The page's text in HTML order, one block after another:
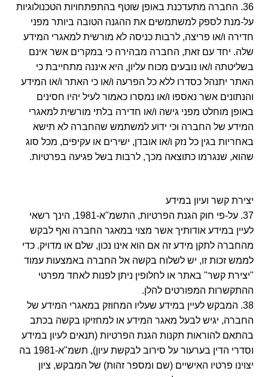
36. החברה מתעדכנת באופן שוטף בהתפתחויות הטכנולוגיות
על-מנת לספק למשתמשים את ההגנה הטובה ביותר מפני
חדירה ו/או פריצה, לרבות כניסה לא מורשית למאגרי המידע
שלה. יחד עם זאת, החברה מבהירה כי במקרים אשר אינם
בשליטתה ו/או נובעים מכוח עליון, היא איננה מתחייבת כי
האתר יתנהל כסדרו ללא כל הפרעה ו/או כי האתר ו/או המידע
והנתונים אשר נאספו ו/או נמסרו כאמור לעיל יהיו חסינים
באופן מוחלט מפני גישה ו/או חדירה בלתי מורשית למאגרי
המידע של החברה וכי ידוע למשתמש שהחברה לא תישא
באחריות בגין כל נזק ו/או אובדן, ישירים או עקיפים, מכל סוג
שהוא, שנגרמו כתוצאה מכך, לרבות בשל פגיעה בפרטיות.
יצירת קשר ועיון במידע
37. על-פי חוק הגנת הפרטיות, התשמ"א-1981, הינך רשאי
לעיין במידע אודותיך אשר מצוי במאגר החברה ואף לבקש
מהחברה לתקן מידע זה אם הוא אינו נכון, שלם או מדויק. כדי
לממש זכות זו, יש לשלוח בקשה אל החברה באמצעות עמוד
"יצירת קשר" באתר או לחלופין ניתן לפנות לאחד מפרטי
ההתקשרות המפורטים להלן.
38. המבקש לעיין במידע שעליו המחוזק במאגרי המידע של
החברה, יגיש לבעל מאגר המידע או למחזיקו בקשה בכתב
בהתאם להוראות תקנות הגנת הפרטיות (תנאים לעיון במידע
וסדרי הדין בערעור על סירוב לבקשת עיון), תשמ"א-1981 בה
יצוינו פרטיו האישיים (שם ומספר זהות) של המבקש, ציון